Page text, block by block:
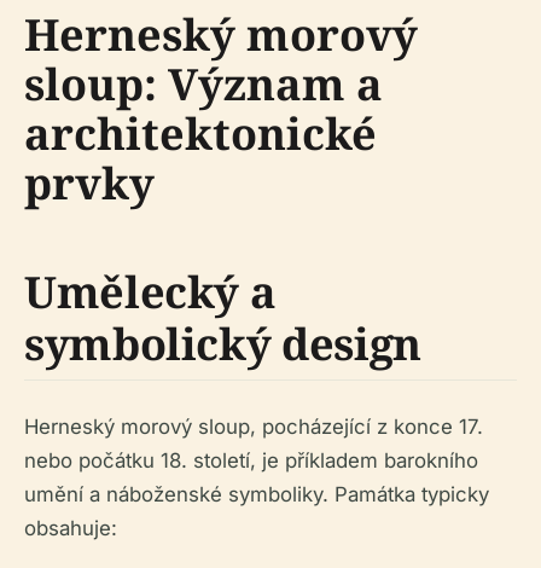
Herneský morový
sloup: Význam a
architektonické
prvky
Umělecký a
symbolický design
Herneský morový sloup, pocházející z konce 17.
nebo počátku 18. století, je příkladem barokního
umění a náboženské symboliky. Památka typicky
obsahuje: